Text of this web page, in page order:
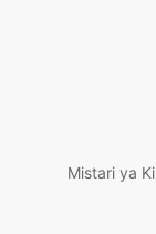
Mistari ya